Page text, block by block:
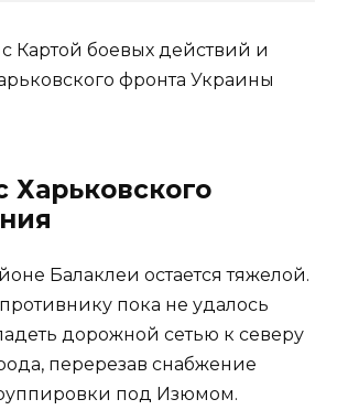
Картой боевых действий и
фронта Украины
Харьковского
Балаклеи остается тяжелой.
пока не удалось
дорожной сетью к северу
перерезав снабжение
под Изюмом.